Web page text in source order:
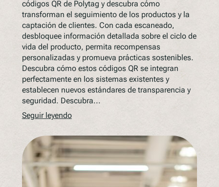
códigos QR de Polytag y descubra cómo
transforman el seguimiento de los productos y la
captación de clientes. Con cada escaneado,
desbloquee información detallada sobre el ciclo de
vida del producto, permita recompensas
personalizadas y promueva prácticas sostenibles.
Descubra cómo estos códigos QR se integran
perfectamente en los sistemas existentes y
establecen nuevos estándares de transparencia y
seguridad. Descubra...
Seguir leyendo